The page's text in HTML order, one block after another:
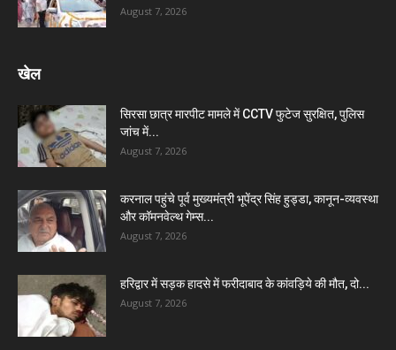
August 7, 2026
खेल
सिरसा छात्र मारपीट मामले में CCTV फुटेज सुरक्षित, पुलिस
जांच में...
August 7, 2026
करनाल पहुंचे पूर्व मुख्यमंत्री भूपेंद्र सिंह हुड्डा, कानून-व्यवस्था
और कॉमनवेल्थ गेम्स...
August 7, 2026
हरिद्वार में सड़क हादसे में फरीदाबाद के कांवड़िये की मौत, दो...
August 7, 2026